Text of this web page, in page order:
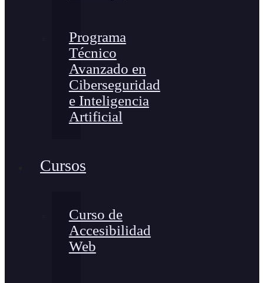
Programa
Técnico
Avanzado en
Ciberseguridad
e Inteligencia
Artificial
Cursos
Curso de
Accesibilidad
Web